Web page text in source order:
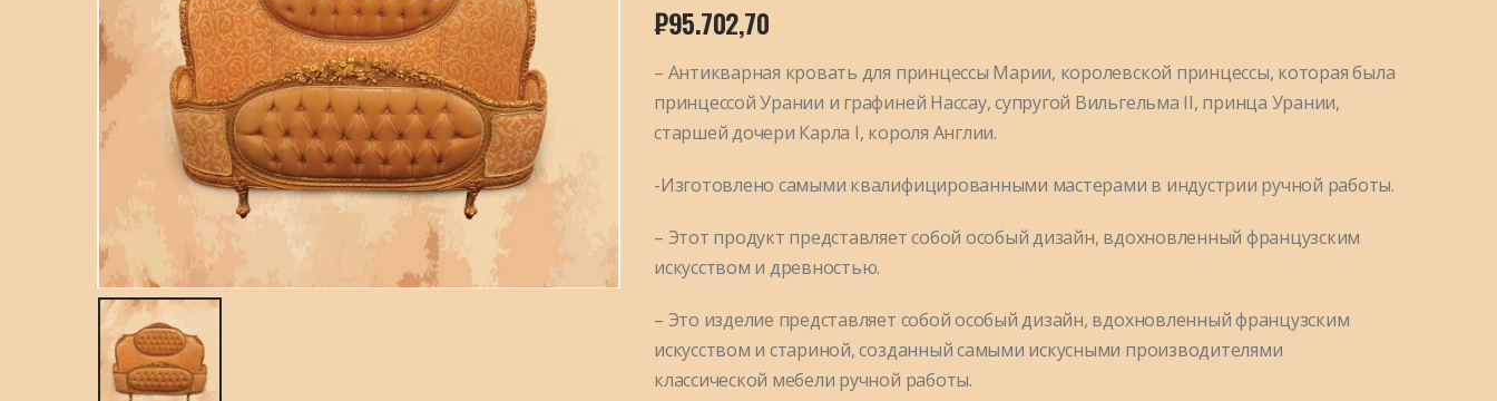
₽95.702,70
– Антикварная кровать для принцессы Марии, королевской принцессы, которая была
принцессой Урании и графиней Нассау, супругой Вильгельма II, принца Урании,
старшей дочери Карла I, короля Англии.
-Изготовлено самыми квалифицированными мастерами в индустрии ручной работы.
– Этот продукт представляет собой особый дизайн, вдохновленный французским
искусством и древностью.
– Это изделие представляет собой особый дизайн, вдохновленный французским
искусством и стариной, созданный самыми искусными производителями
классической мебели ручной работы.